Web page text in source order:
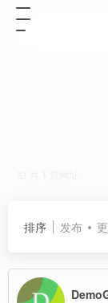
排序 发布